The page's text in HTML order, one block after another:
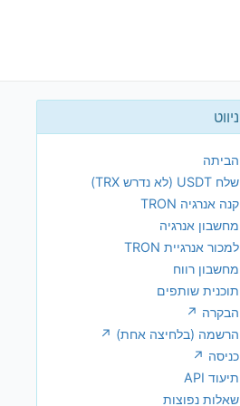
הביתה
שלח USDT (לא נדרש TRX)
קנה אנרגיה TRON
מחשבון אנרגיה
למכור אנרגיית TRON
מחשבון רווח
תוכנית שותפים
הבקרה ↗
הרשמה (בלחיצה אחת) ↗
כניסה ↗
תיעוד API
שאלות נפוצות